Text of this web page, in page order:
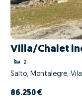
Villa/Chalet
2
Salto, Montalegre, Vila
86.250 €